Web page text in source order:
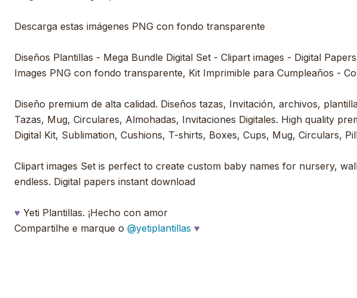
Descarga estas imágenes PNG con fondo transparente
Diseños Plantillas - Mega Bundle Digital Set - Clipart images - Digital
Images PNG con fondo transparente, Kit Imprimible para Cumpleaños -
Diseño premium de alta calidad. Diseños tazas, Invitación, archivos,
Tazas, Mug, Circulares, Almohadas, Invitaciones Digitales. High quality
Digital Kit, Sublimation, Cushions, T-shirts, Boxes, Cups, Mug, Circulars,
Clipart images Set is perfect to create custom baby names for nursery,
endless. Digital papers instant download
♥ Yeti Plantillas. ¡Hecho con amor
Compartilhe e marque o @yetiplantillas ♥